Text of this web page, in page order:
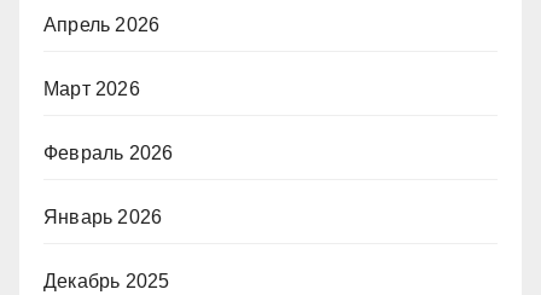
Апрель 2026
Март 2026
Февраль 2026
Январь 2026
Декабрь 2025